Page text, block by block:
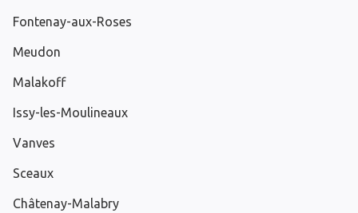
Fontenay-aux-Roses
Meudon
Malakoff
Issy-les-Moulineaux
Vanves
Sceaux
Châtenay-Malabry